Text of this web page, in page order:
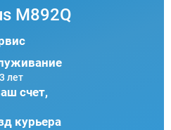
M892Q
лет
счет,
курьера